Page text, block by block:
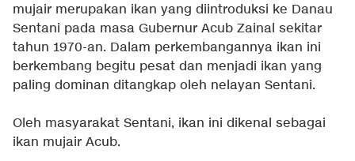
mujair merupakan ikan yang diintroduksi ke Danau
Sentani pada masa Gubernur Acub Zainal sekitar
tahun 1970-an. Dalam perkembangannya ikan ini
berkembang begitu pesat dan menjadi ikan yang
paling dominan ditangkap oleh nelayan Sentani.
Oleh masyarakat Sentani, ikan ini dikenal sebagai
ikan mujair Acub.